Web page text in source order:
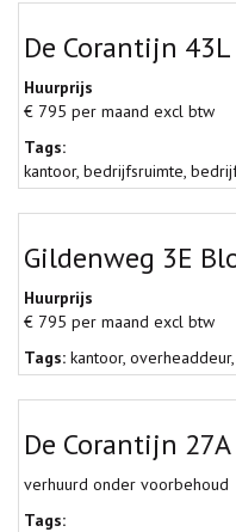
De Corantijn 43L
Huurprijs
€ 795 per maand excl btw
Tags:
kantoor, bedrijfsruimte,
Gildenweg 3E
Huurprijs
€ 795 per maand excl btw
Tags: kantoor, overheaddeur,
De Corantijn 27A
verhuurd onder voorbehoud
Tags: